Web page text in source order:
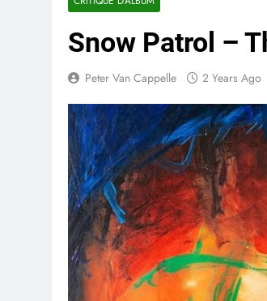
Snow Patrol –
Peter Van Cappelle 2 Years Ago